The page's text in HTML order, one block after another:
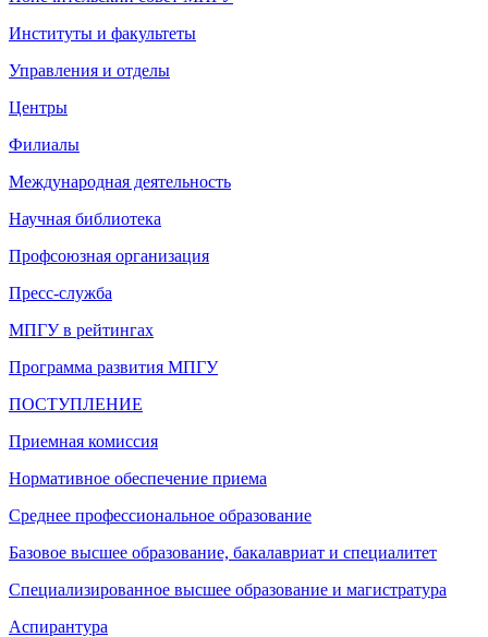
Институты и факультеты
Управления и отделы
Центры
Филиалы
Международная деятельность
Научная библиотека
Профсоюзная организация
Пресс-служба
МПГУ в рейтингах
Программа развития МПГУ
ПОСТУПЛЕНИЕ
Приемная комиссия
Нормативное обеспечение приема
Среднее профессиональное образование
Базовое высшее образование, бакалавриат и специалитет
Специализированное высшее образование и магистратура
Аспирантура